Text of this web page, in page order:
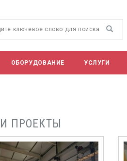
ОБОРУДОВАНИЕ УСЛУГИ
ПРОЕКТЫ